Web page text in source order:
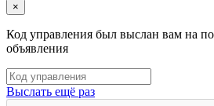
×
Код управления был выслан вам на
объявления
Выслать ещё раз